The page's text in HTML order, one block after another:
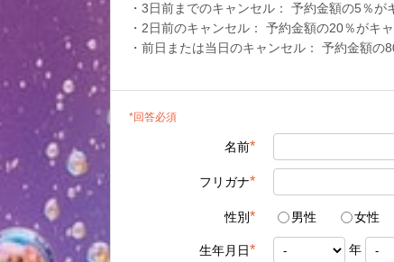
・3日前までのキャンセル： 予約金額の5％が
・2日前のキャンセル： 予約金額の20％がキ
・前日または当日のキャンセル： 予約金額の
*回答必須
名前*
フリガナ*
性別* 男性 女性
生年月日* 年